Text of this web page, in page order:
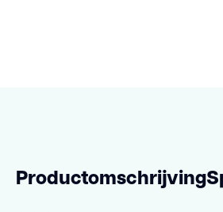
Productomschrijving